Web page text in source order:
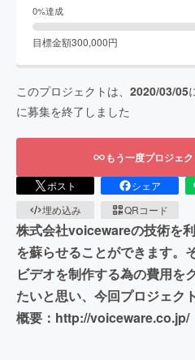
0%達成
目標金額300,000円
このプロジェクトは、 2020/03/05
に募集を終了しました
もう一度プロジェ
ポスト シェア
埋め込み
QRコード
株式会社voicewareの技術を
を蘇らせることができます。
ビデオを制作する為の費用を
たいと思い、今回プロジェク
概要：http://voiceware.co.jp/